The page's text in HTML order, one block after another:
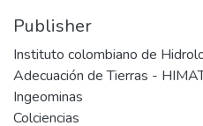
Publisher
Instituto colombiano de
Adecuación de Tierras -
Ingeominas
Colciencias